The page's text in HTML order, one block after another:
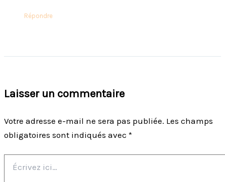
Répondre
Laisser un commentaire
Votre adresse e-mail ne sera pas publiée. Les champs
obligatoires sont indiqués avec *
ici…